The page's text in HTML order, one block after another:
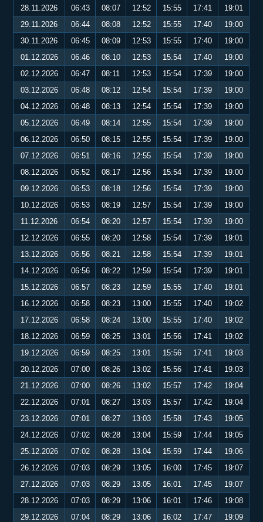
28.11.2026
06:43 08:07 12:52 15:55 17:41
19:01
29.11.2026
06:44 08:08 12:52 15:55 17:40
19:00
30.11.2026
06:45 08:09 12:53 15:55 17:40
19:00
01.12.2026
06:46 08:10 12:53 15:54 17:40
19:00
02.12.2026
06:47 08:11 12:53 15:54 17:39
19:00
03.12.2026
06:48 08:12 12:54 15:54 17:39
19:00
04.12.2026
06:48 08:13 12:54 15:54 17:39
19:00
05.12.2026
06:49 08:14 12:55 15:54 17:39
19:00
06.12.2026
06:50 08:15 12:55 15:54 17:39
19:00
07.12.2026
06:51 08:16 12:55 15:54 17:39
19:00
08.12.2026
06:52 08:17 12:56 15:54 17:39
19:00
09.12.2026
06:53 08:18 12:56 15:54 17:39
19:00
10.12.2026
06:53 08:19 12:57 15:54 17:39
19:00
11.12.2026
06:54 08:20 12:57 15:54 17:39
19:00
12.12.2026
06:55 08:20 12:58 15:54 17:39
19:01
13.12.2026
06:56 08:21 12:58 15:54 17:39
19:01
14.12.2026
06:56 08:22 12:59 15:54 17:39
19:01
15.12.2026
06:57 08:23 12:59 15:55 17:40
19:01
16.12.2026
06:58 08:23 13:00 15:55 17:40
19:02
17.12.2026
06:58 08:24 13:00 15:55 17:40
19:02
18.12.2026
06:59 08:25 13:01 15:56 17:41
19:02
19.12.2026
06:59 08:25 13:01 15:56 17:41
19:03
20.12.2026
07:00 08:26 13:02 15:56 17:41
19:03
21.12.2026
07:00 08:26 13:02 15:57 17:42
19:04
22.12.2026
07:01 08:27 13:03 15:57 17:42
19:04
23.12.2026
07:01 08:27 13:03 15:58 17:43
19:05
24.12.2026
07:02 08:28 13:04 15:59 17:44
19:05
25.12.2026
07:02 08:28 13:04 15:59 17:44
19:06
26.12.2026
07:03 08:29 13:05 16:00 17:45
19:07
27.12.2026
07:03 08:29 13:05 16:01 17:45
19:07
28.12.2026
07:03 08:29 13:06 16:01 17:46
19:08
29.12.2026
07:04 08:29 13:06 16:02 17:47
19:09